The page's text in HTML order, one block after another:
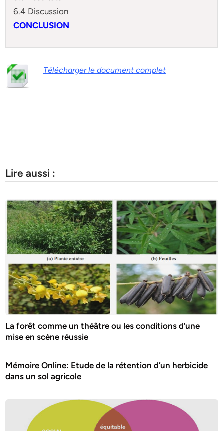
6.4 Discussion
CONCLUSION
Télécharger le document complet
Lire aussi :
La forêt comme un théâtre ou les conditions d’une
mise en scène réussie
Mémoire Online: Etude de la rétention d’un herbicide
dans un sol agricole